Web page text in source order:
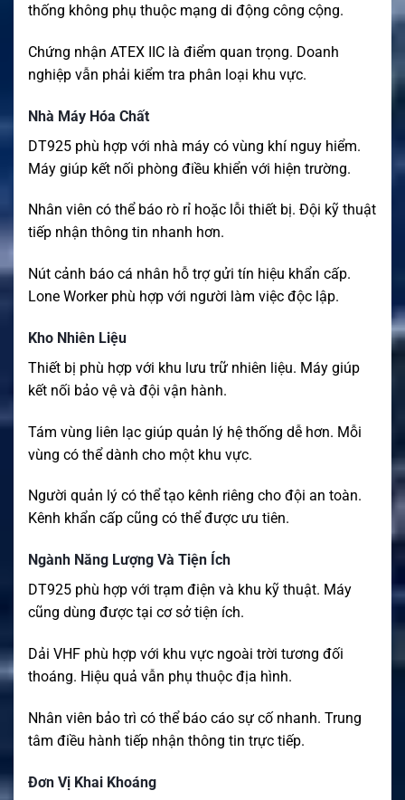
thống không phụ thuộc mạng di động công cộng.
Chứng nhận ATEX IIC là điểm quan trọng. Doanh
nghiệp vẫn phải kiểm tra phân loại khu vực.
Nhà Máy Hóa Chất
DT925 phù hợp với nhà máy có vùng khí nguy hiểm.
Máy giúp kết nối phòng điều khiển với hiện trường.
Nhân viên có thể báo rò rỉ hoặc lỗi thiết bị. Đội kỹ thuật
tiếp nhận thông tin nhanh hơn.
Nút cảnh báo cá nhân hỗ trợ gửi tín hiệu khẩn cấp.
Lone Worker phù hợp với người làm việc độc lập.
Kho Nhiên Liệu
Thiết bị phù hợp với khu lưu trữ nhiên liệu. Máy giúp
kết nối bảo vệ và đội vận hành.
Tám vùng liên lạc giúp quản lý hệ thống dễ hơn. Mỗi
vùng có thể dành cho một khu vực.
Người quản lý có thể tạo kênh riêng cho đội an toàn.
Kênh khẩn cấp cũng có thể được ưu tiên.
Ngành Năng Lượng Và Tiện Ích
DT925 phù hợp với trạm điện và khu kỹ thuật. Máy
cũng dùng được tại cơ sở tiện ích.
Dải VHF phù hợp với khu vực ngoài trời tương đối
thoáng. Hiệu quả vẫn phụ thuộc địa hình.
Nhân viên bảo trì có thể báo cáo sự cố nhanh. Trung
tâm điều hành tiếp nhận thông tin trực tiếp.
Đơn Vị Khai Khoáng